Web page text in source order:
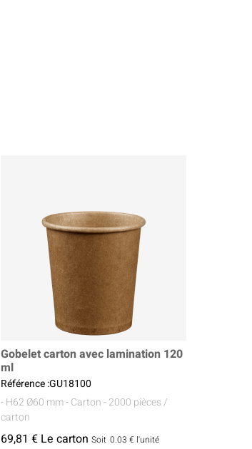
Gobelet carton avec lamination 120
ml
Référence :GU18100
- H62 Ø60 mm- Carton- 2000 pièces /
carton
69,81 € Le carton Soit 0.03 € l'unité